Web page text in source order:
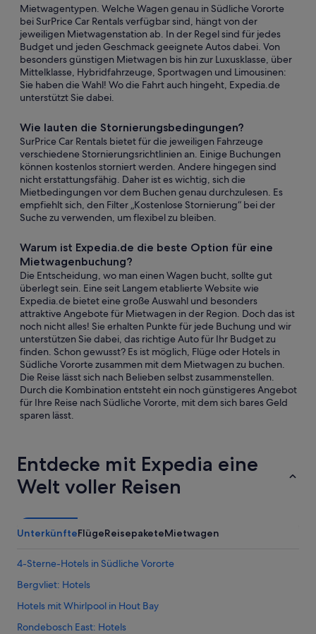
Mietwagentypen. Welche Wagen genau in Südliche Vororte
bei SurPrice Car Rentals verfügbar sind, hängt von der
jeweiligen Mietwagenstation ab. In der Regel sind für jedes
Budget und jeden Geschmack geeignete Autos dabei. Von
besonders günstigen Mietwagen bis hin zur Luxusklasse, über
Mittelklasse, Hybridfahrzeuge, Sportwagen und Limousinen:
Sie haben die Wahl! Wo die Fahrt auch hingeht, Expedia.de
unterstützt Sie dabei.
Wie lauten die Stornierungsbedingungen?
SurPrice Car Rentals bietet für die jeweiligen Fahrzeuge
verschiedene Stornierungsrichtlinien an. Einige Buchungen
können kostenlos storniert werden. Andere hingegen sind
nicht erstattungsfähig. Daher ist es wichtig, sich die
Mietbedingungen vor dem Buchen genau durchzulesen. Es
empfiehlt sich, den Filter „Kostenlose Stornierung“ bei der
Suche zu verwenden, um flexibel zu bleiben.
Warum ist Expedia.de die beste Option für eine
Mietwagenbuchung?
Die Entscheidung, wo man einen Wagen bucht, sollte gut
überlegt sein. Eine seit Langem etablierte Website wie
Expedia.de bietet eine große Auswahl und besonders
attraktive Angebote für Mietwagen in der Region. Doch das ist
noch nicht alles! Sie erhalten Punkte für jede Buchung und wir
unterstützen Sie dabei, das richtige Auto für Ihr Budget zu
finden. Schon gewusst? Es ist möglich, Flüge oder Hotels in
Südliche Vororte zusammen mit dem Mietwagen zu buchen.
Die Reise lässt sich nach Belieben selbst zusammenstellen.
Durch die Kombination entsteht ein noch günstigeres Angebot
für Ihre Reise nach Südliche Vororte, mit dem sich bares Geld
sparen lässt.
Entdecke mit Expedia eine
Welt voller Reisen
UnterkünfteFlügeReisepaketeMietwagen
4-Sterne-Hotels in Südliche Vororte
Bergvliet: Hotels
Hotels mit Whirlpool in Hout Bay
Rondebosch East: Hotels